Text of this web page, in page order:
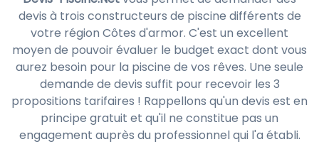
devis à trois constructeurs de piscine différents de
votre région Côtes d'armor. C'est un excellent
moyen de pouvoir évaluer le budget exact dont vous
aurez besoin pour la piscine de vos rêves. Une seule
demande de devis suffit pour recevoir les 3
propositions tarifaires ! Rappellons qu'un devis est en
principe gratuit et qu'il ne constitue pas un
engagement auprès du professionnel qui l'a établi.